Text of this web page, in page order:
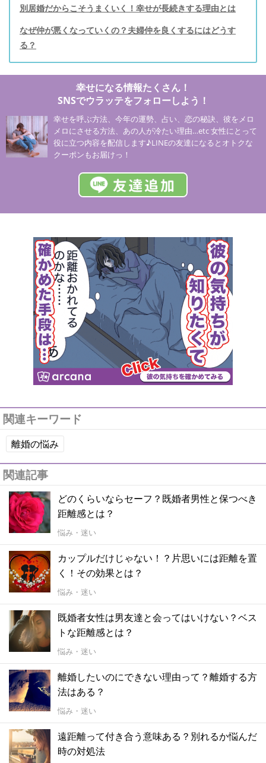
別居婚だからこそうまくいく！幸せが長続きする理由とは
なぜ仲が悪くなっていくの？夫婦仲を良くするにはどうす
る？
幸せになる情報たくさん！
SNSでウラッテをフォローしよう！
幸せを呼ぶ方法、今年の運勢、占い、恋の秘訣、彼をメロ
メロにさせる方法、あの人が冷たい理由…etc 女性にとって
役に立つ内容を配信します♪LINEの友達になるとオトクな
クーポンもお届けっ！
関連キーワード
離婚の悩み
関連記事
どのくらいならセーフ？既婚者男性と保つべき
距離感とは？
悩み・迷い
カップルだけじゃない！？片思いには距離を置
く！その効果とは？
悩み・迷い
既婚者女性は男友達と会ってはいけない？ベス
トな距離感とは？
悩み・迷い
離婚したいのにできない理由って？離婚する方
法はある？
悩み・迷い
遠距離って付き合う意味ある？別れるか悩んだ
時の対処法